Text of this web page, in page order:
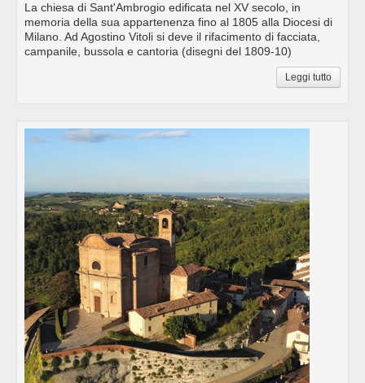
La chiesa di Sant'Ambrogio edificata nel XV secolo, in
memoria della sua appartenenza fino al 1805 alla Diocesi di
Milano. Ad Agostino Vitoli si deve il rifacimento di facciata,
campanile, bussola e cantoria (disegni del 1809-10)
Leggi tutto